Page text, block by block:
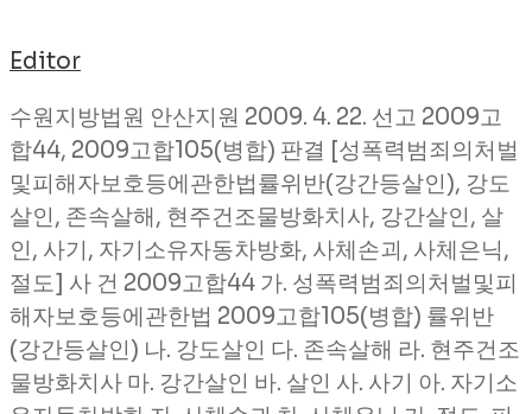
Editor
수원지방법원 안산지원 2009. 4. 22. 선고 2009고
합44, 2009고합105(병합) 판결 [성폭력범죄의처벌
및피해자보호등에관한법률위반(강간등살인), 강도
살인, 존속살해, 현주건조물방화치사, 강간살인, 살
인, 사기, 자기소유자동차방화, 사체손괴, 사체은닉,
절도] 사 건 2009고합44 가. 성폭력범죄의처벌및피
해자보호등에관한법 2009고합105(병합) 률위반
(강간등살인) 나. 강도살인 다. 존속살해 라. 현주건조
물방화치사 마. 강간살인 바. 살인 사. 사기 아. 자기소